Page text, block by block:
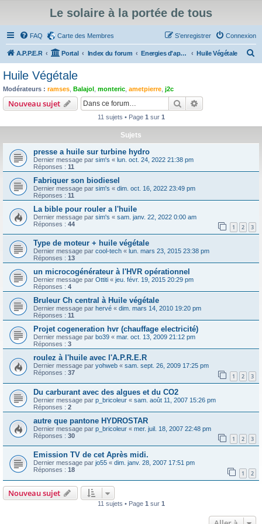
Le solaire à la portée de tous
FAQ Carte des Membres Connexion
S’enregistrer
A.P.P.E.R Portal Index du forum Energies d'appoint au solaire thermique, travaux d'isolation Huile Végétale
Huile Végétale
Modérateurs : ramses Balajol monteric ametpierre j2c
Nouveau sujet Rechercher
11 sujets • Page 1 sur 1
Sujets
presse a huile sur turbine hydro
Dernier message par sim's « lun. oct. 24, 2022 21:38 pm
Réponses : 11
Fabriquer son biodiesel
Dernier message par sim's « dim. oct. 16, 2022 23:49 pm
Réponses : 11
La bible pour rouler a l'huile
Dernier message par sim's « sam. janv. 22, 2022 0:00 am
Réponses : 44 1 2 3
Type de moteur + huile végétale
Dernier message par cool-tech « lun. mars 23, 2015 23:38 pm
Réponses : 13
un microcogénérateur à l'HVR opérationnel
Dernier message par Ottiti « jeu. févr. 19, 2015 20:29 pm
Réponses : 4
Bruleur Ch central à Huile végétale
Dernier message par hervé « dim. mars 14, 2010 19:20 pm
Réponses : 11
Projet cogeneration hvr (chauffage electricité)
Dernier message par bo39 « mar. oct. 13, 2009 21:12 pm
Réponses : 3
roulez à l'huile avec l'A.P.R.E.R
Dernier message par yohweb « sam. sept. 26, 2009 17:25 pm
Réponses : 37 1 2 3
Du carburant avec des algues et du CO2
Dernier message par p_bricoleur « sam. août 11, 2007 15:26 pm
Réponses : 2
autre que pantone HYDROSTAR
Dernier message par p_bricoleur « mer. juil. 18, 2007 22:48 pm
Réponses : 30 1 2 3
Emission TV de cet Après midi.
Dernier message par jo55 « dim. janv. 28, 2007 17:51 pm
Réponses : 18 1 2
Nouveau sujet
11 sujets • Page 1 sur 1